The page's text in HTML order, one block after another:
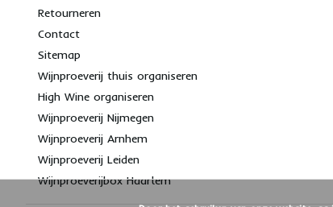
Retourneren
Contact
Sitemap
Wijnproeverij thuis organiseren
High Wine organiseren
Wijnproeverij Nijmegen
Wijnproeverij Arnhem
Wijnproeverij Leiden
Wijnproeverijbox Haarlem